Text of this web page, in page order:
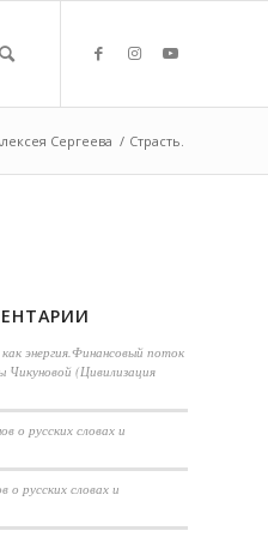
Сергеева / Страсть.
как энергия.Финансовый поток
Чикуновой (Цивилизация
о русских словах и
о русских словах и